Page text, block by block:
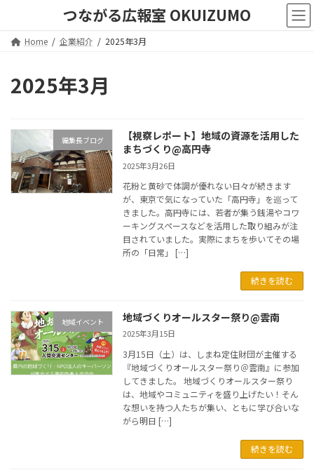
つながる広報室 OKUIZUMO
Home 企業紹介 2025年3月
2025年3月
編集長ブログ
【視察レポート】地域の資源を活用した
まちづくり@高円寺
2025年3月26日
花粉と黄砂で体調が優れない日々が続きます
が、東京で気になっていた「高円寺」を巡って
きました。高円寺には、若者が集う銭湯やコワ
ーキングスペースなどを活用した取り組みが注
目されていました。実際にまちを歩いてその場
所の「日常」 […]
続きを読む
地域イベント 地域づくりオールスター祭り@雲南
2025年3月15日
3月15日（土）は、しまね定住財団が主催する
『地域づくりオールスター祭り＠雲南』に参加
してきました。 地域づくりオールスター祭り
は、地域やコミュニティを盛り上げたい！そん
な想いを持つ人たちが集い、ともに学び合いな
がら明日 […]
続きを読む